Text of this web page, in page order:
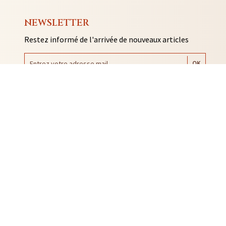
NEWSLETTER
Restez informé de l'arrivée de nouveaux articles